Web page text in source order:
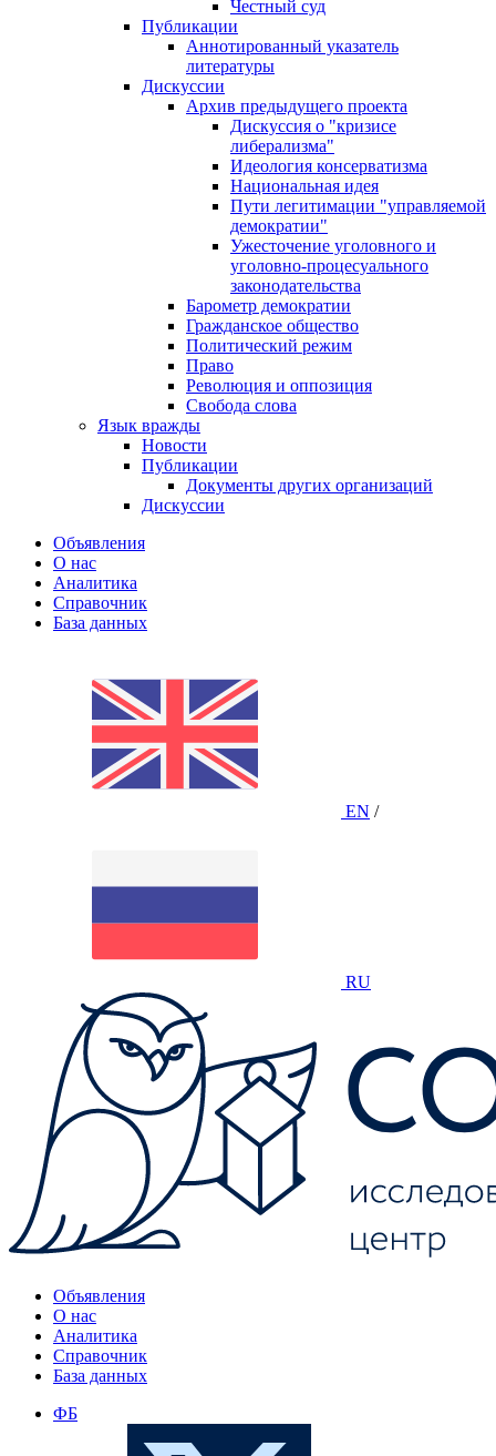
Честный суд
Публикации
Аннотированный указатель
литературы
Дискуссии
Архив предыдущего проекта
Дискуссия о "кризисе
либерализма"
Идеология консерватизма
Национальная идея
Пути легитимации "управляемой
демократии"
Ужесточение уголовного и
уголовно-процесуального
законодательства
Барометр демократии
Гражданское общество
Политический режим
Право
Революция и оппозиция
Свобода слова
Язык вражды
Новости
Публикации
Документы других организаций
Дискуссии
Объявления
О нас
Аналитика
Справочник
База данных
EN /
RU
Объявления
О нас
Аналитика
Справочник
База данных
ФБ